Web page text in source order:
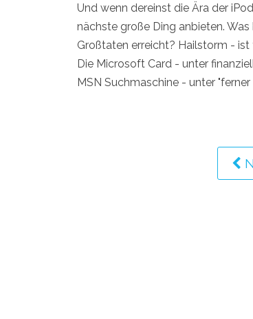
Und wenn dereinst die Ära der
nächste große Ding anbieten.
Großtaten erreicht? Hailstorm -
Die Microsoft Card - unter
MSN Suchmaschine - unter